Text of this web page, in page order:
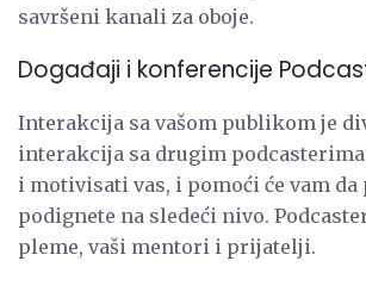
savršeni kanali za oboje.
Događaji i konferencije
Interakcija sa vašom publikom je
interakcija sa drugim podcasterima
i motivisati vas, i pomoći će vam da
podignete na sledeći nivo.
pleme, vaši mentori i prijatelji.